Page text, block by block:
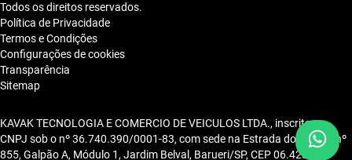
Todos os direitos reservados.
Política de Privacidade
Termos e Condições
Configurações de cookies
Transparência
Sitemap
KAVAK TECNOLOGIA E COMERCIO DE VEICULOS LTDA., inscrita no
CNPJ sob o nº 36.740.390/0001-83, com sede na Estrada dos Alpes, nº
855, Galpão A, Módulo 1, Jardim Belval, Barueri/SP, CEP 06.423-080